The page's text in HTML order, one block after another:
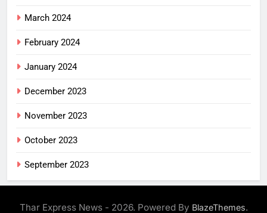
March 2024
February 2024
January 2024
December 2023
November 2023
October 2023
September 2023
Thar Express News - 2026. Powered By BlazeThemes.